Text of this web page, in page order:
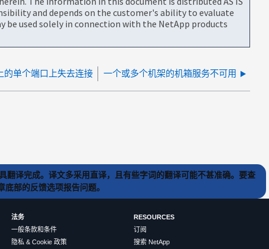
and depends on the customer's ability to evaluate
used solely in connection with the NetApp products
的单个端口上失去连接 一个或多个机架的机箱服务不可用
翻译完成。译文多采用直译，且有些字词的翻译可能不甚准确。要查
部的反馈选项报告问题。
法务
一般条款和条件
隐私 & Cookie 政策
RESOURCES
订阅
搜索 NetApp